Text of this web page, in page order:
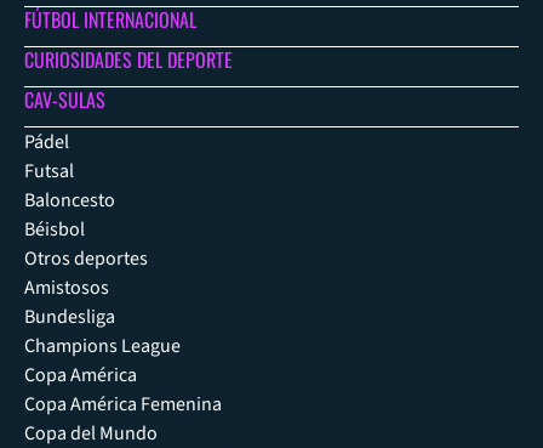
FÚTBOL INTERNACIONAL
CURIOSIDADES DEL DEPORTE
CAV-SULAS
Pádel
Futsal
Baloncesto
Béisbol
Otros deportes
Amistosos
Bundesliga
Champions League
Copa América
Copa América Femenina
Copa del Mundo